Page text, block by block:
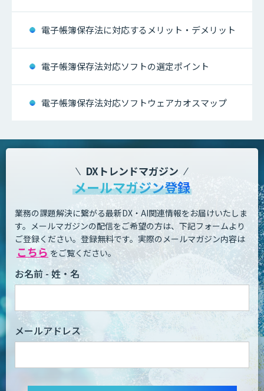
電子帳簿保存法に対応するメリット・デメリット
電子帳簿保存法対応ソフトの選定ポイント
電子帳簿保存法対応ソフトウェアカオスマップ
DXトレンドマガジン
メールマガジン登録
業務の課題解決に繋がる最新DX・AI関連情報をお届けいたしま
す。 メールマガジンの配信をご希望の方は、下記フォームより
ご登録ください。登録無料です。 実際のメールマガジン内容は
こちら をご覧ください。
お名前 - 姓・名
メールアドレス